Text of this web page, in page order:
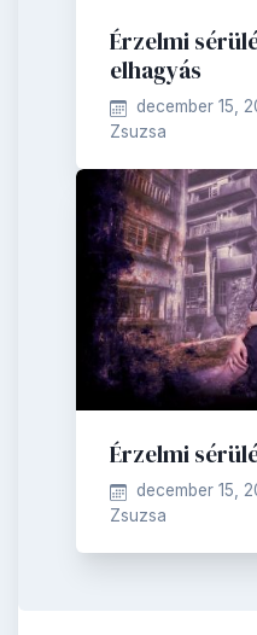
Érzelmi
elhagyás
december 15,
Zsuzsa
Érzelmi
december 15,
Zsuzsa